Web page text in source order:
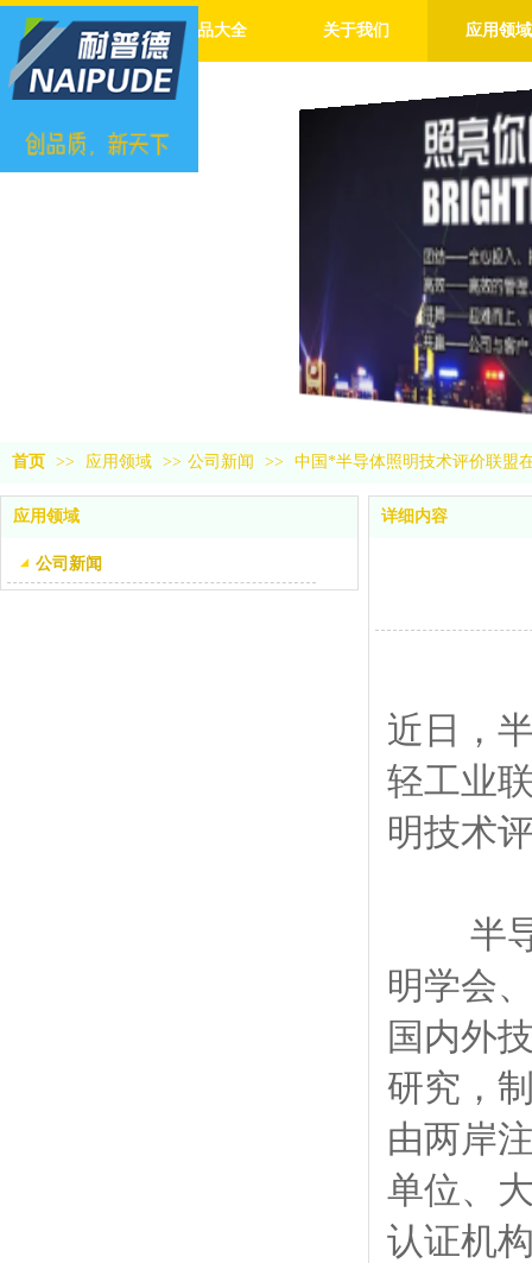
首页 产品大全 关于我们 应用领域
首页 >> 应用领域 >> 公司新闻 >> 中国*半导体照明技术评价联盟
应用领域
公司新闻
详细内容
近日，
轻工业
明技术
半导
明学会
国内外
研究，
由两岸
单位、
认证机